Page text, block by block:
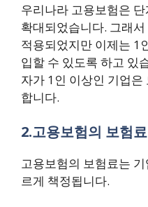
우리나라 고용보험은
확대되었습니다. 그래
적용되었지만 이제는 1
입할 수 있도록 하고 있
자가 1인 이상인 기업
합니다.
2.고용보험의 보험료
고용보험의 보험료는
르게 책정됩니다.